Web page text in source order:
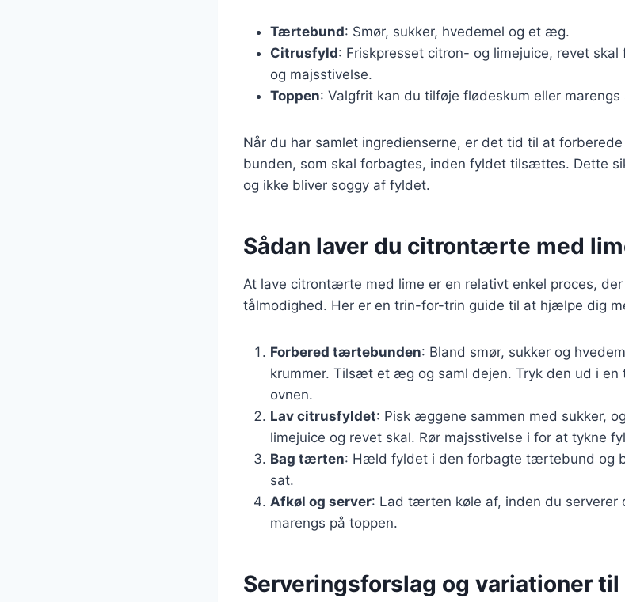
Tærtebund: Smør, sukker, hvedemel og et æg.
Citrusfyld: Friskpresset citron- og limejuice, revet
og majsstivelse.
Toppen: Valgfrit kan du tilføje flødeskum eller marengs
Når du har samlet ingredienserne, er det tid til at
bunden, som skal forbagtes, inden fyldet tilsættes. Dette
og ikke bliver soggy af fyldet.
Sådan laver du citrontærte med
At lave citrontærte med lime er en relativt enkel proces,
tålmodighed. Her er en trin-for-trin guide til at hjælpe dig
Forbered tærtebunden: Bland smør, sukker og
krummer. Tilsæt et æg og saml dejen. Tryk den ud i
ovnen.
Lav citrusfyldet: Pisk æggene sammen med sukker,
limejuice og revet skal. Rør majsstivelse i for at tykne
Bag tærten: Hæld fyldet i den forbagte tærtebund og
sat.
Afkøl og server: Lad tærten køle af, inden du serverer
marengs på toppen.
Serveringsforslag og variationer